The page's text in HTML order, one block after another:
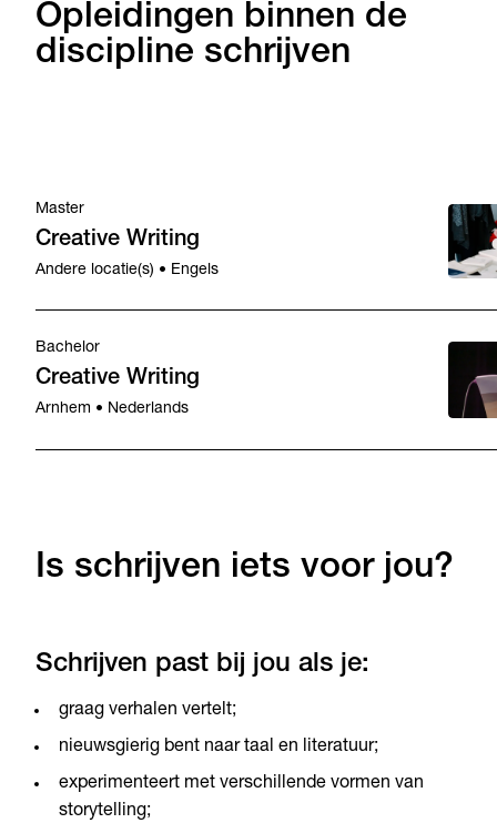
Opleidingen binnen de
discipline schrijven
Master
Creative Writing
Andere locatie(s) • Engels
Bachelor
Creative Writing
Arnhem • Nederlands
Is schrijven iets voor jou?
Schrijven past bij jou als je:
graag verhalen vertelt;
nieuwsgierig bent naar taal en literatuur;
experimenteert met verschillende vormen van
storytelling;